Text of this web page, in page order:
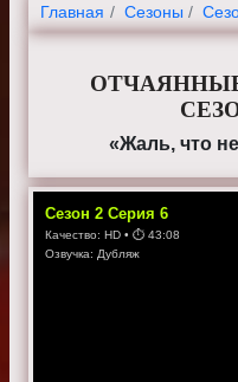
Главная Cезоны
«Жаль, что
Сезон 2 Серия 6
Качество: HD • ⏱ 43:08
Озвучка: Дубляж